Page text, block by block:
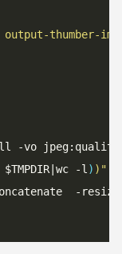
thumber-
-vo jpeg:quality
-l ) )"
-